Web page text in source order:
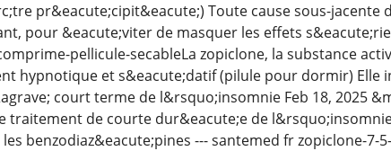
pr&eacute;cipit&eacute;) Toute cause sous-jacente
pour &eacute;viter de masquer les effets
pellicule-secableLa zopiclone, la substance
hypnotique et s&eacute;datif (pilule pour dormir) Elle
court terme de l&rsquo;insomnie Feb 18, 2025
traitement de courte dur&eacute;e de
benzodiaz&eacute;pines --- santemed fr zopiclone-7-